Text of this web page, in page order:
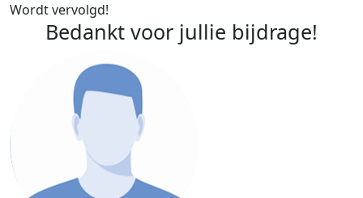
Wordt vervolgd!
Bedankt voor jullie bijdrage!